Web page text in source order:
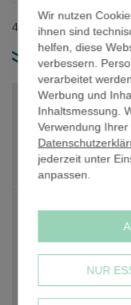
Wir nutzen
ihnen sind
helfen, diese
verbessern.
verarbeitet
Werbung und
Inhaltsmessung.
Verwendung
jederzeit unter
anpassen.
NUR
springen
48,3 mm
weitere
PREIS PRO STK.
PREIS PRO STK.
Anzahl
PREIS GESAMT
zzgl. 19% USt
PREIS GESAMT